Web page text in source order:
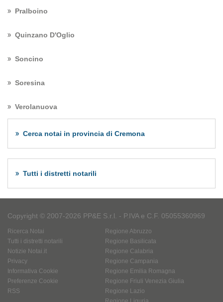
Pralboino
Quinzano D'Oglio
Soncino
Soresina
Verolanuova
Cerca notai in provincia di Cremona
Tutti i distretti notarili
Copyright © 2007-2026 PP&E S.r.l. - P.IVA e C.F. 05055360969
Ricerca Notai
Tutti i distretti notarili
Notizie Notai.it
Privacy
Informativa Cookie
Preferenze Cookie
RSS
Regione Abruzzo
Regione Basilicata
Regione Calabria
Regione Campania
Regione Emilia Romagna
Regione Friuli Venezia Giulia
Regione Lazio